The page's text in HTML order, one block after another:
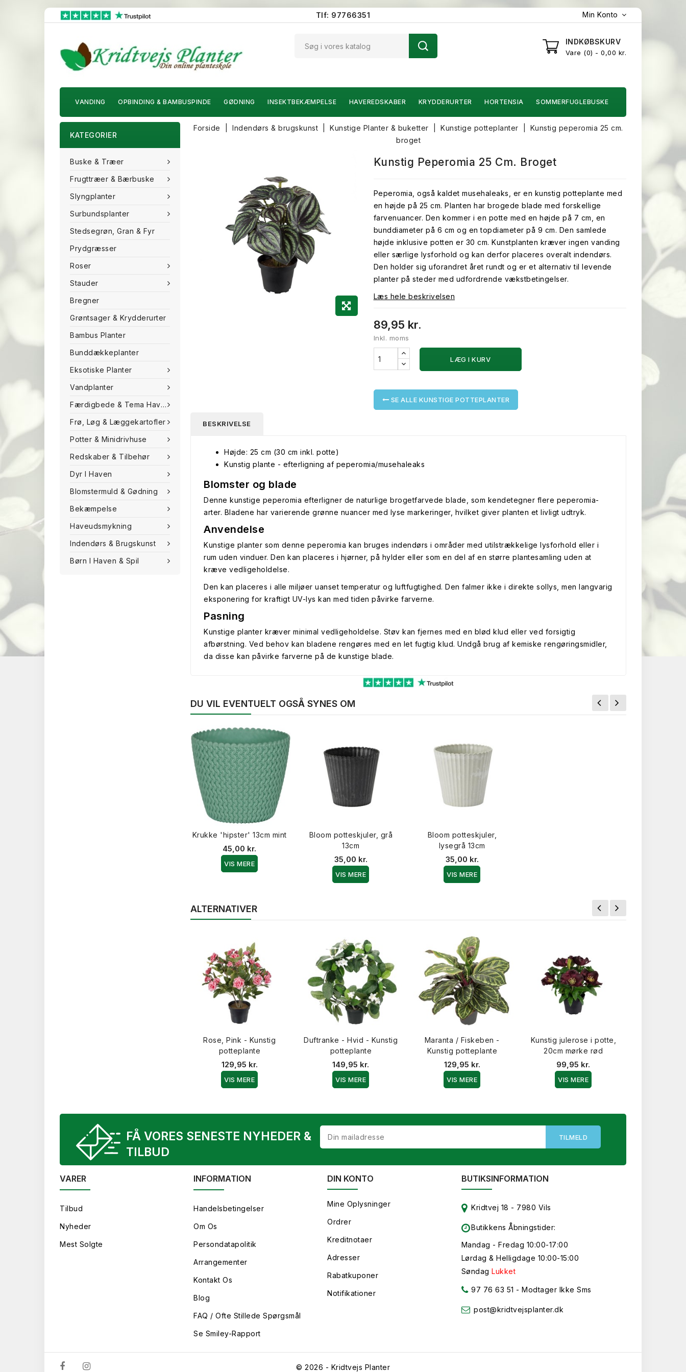
Tlf: 97766351 Min Konto
INDKØBSKURV
Vare 0 - 0,00 kr.
VANDING OPBINDING & BAMBUSPINDE GØDNING INSEKTBEKÆMPELSE HAVEREDSKABER KRYDDERURTER HORTENSIA SOMMERFUGLEBUSKE
KATEGORIER
Buske & Træer
Frugttræer & Bærbuske
Slyngplanter
Surbundsplanter
Stedsegrøn, Gran & Fyr
Prydgræsser
Roser
Stauder
Bregner
Grøntsager & Krydderurter
Bambus Planter
Bunddækkeplanter
Eksotiske Planter
Vandplanter
Færdigbede & Tema Haven
Frø, Løg & Læggekartofler
Potter & Minidrivhuse
Redskaber & Tilbehør
Dyr I Haven
Blomstermuld & Gødning
Bekæmpelse
Haveudsmykning
Indendørs & Brugskunst
Børn I Haven & Spil
Forside Indendørs & brugskunst Kunstige Planter & buketter Kunstige potteplanter
Kunstig peperomia 25 cm.
broget
Kunstig Peperomia 25 Cm. Broget
Peperomia, også kaldet musehaleaks, er en kunstig potteplante med
en højde på 25 cm. Planten har brogede blade med forskellige
farvenuancer. Den kommer i en potte med en højde på 7 cm, en
bunddiameter på 6 cm og en topdiameter på 9 cm. Den samlede
højde inklusive potten er 30 cm. Kunstplanten kræver ingen vanding
eller særlige lysforhold og kan derfor placeres overalt indendørs.
Den holder sig uforandret året rundt og er et alternativ til levende
planter på steder med udfordrende vækstbetingelser.
Læs hele beskrivelsen
89,95 kr.
Inkl. moms
LÆG I KURV
SE ALLE KUNSTIGE POTTEPLANTER
BESKRIVELSE
Højde: 25 cm (30 cm inkl. potte)
Kunstig plante - efterligning af peperomia/musehaleaks
Blomster og blade
Denne kunstige peperomia efterligner de naturlige brogetfarvede blade, som kendetegner flere peperomia-
arter. Bladene har varierende grønne nuancer med lyse markeringer, hvilket giver planten et livligt udtryk.
Anvendelse
Kunstige planter som denne peperomia kan bruges indendørs i områder med utilstrækkelige lysforhold eller i
rum uden vinduer. Den kan placeres i hjørner, på hylder eller som en del af en større plantesamling uden at
kræve vedligeholdelse.
Den kan placeres i alle miljøer uanset temperatur og luftfugtighed. Den falmer ikke i direkte sollys, men langvarig
eksponering for kraftigt UV-lys kan med tiden påvirke farverne.
Pasning
Kunstige planter kræver minimal vedligeholdelse. Støv kan fjernes med en blød klud eller ved forsigtig
afbørstning. Ved behov kan bladene rengøres med en let fugtig klud. Undgå brug af kemiske rengøringsmidler,
da disse kan påvirke farverne på de kunstige blade.
DU VIL EVENTUELT OGSÅ SYNES OM
Krukke 'hipster' 13cm mint
45,00 kr.
VIS MERE
Bloom potteskjuler, grå
13cm
35,00 kr.
VIS MERE
Bloom potteskjuler,
lysegrå 13cm
35,00 kr.
VIS MERE
ALTERNATIVER
Rose, Pink - Kunstig
potteplante
129,95 kr.
VIS MERE
Duftranke - Hvid - Kunstig
potteplante
149,95 kr.
VIS MERE
Maranta / Fiskeben -
Kunstig potteplante
129,95 kr.
VIS MERE
Kunstig julerose i potte,
20cm mørke rød
99,95 kr.
VIS MERE
FÅ VORES SENESTE NYHEDER &
TILBUD
VARER
Tilbud
Nyheder
Mest Solgte
INFORMATION
Handelsbetingelser
Om Os
Persondatapolitik
Arrangementer
Kontakt Os
Blog
FAQ / Ofte Stillede Spørgsmål
Se Smiley-Rapport
DIN KONTO
Mine Oplysninger
Ordrer
Kreditnotaer
Adresser
Rabatkuponer
Notifikationer
BUTIKSINFORMATION
Kridtvej 18 - 7980 Vils
Butikkens Åbningstider:
Mandag - Fredag 10:00-17:00
Lørdag & Helligdage 10:00-15:00
SøndagLukket
97 76 63 51 - Modtager Ikke Sms
post@kridtvejsplanter.dk
© 2026 - Kridtvejs Planter